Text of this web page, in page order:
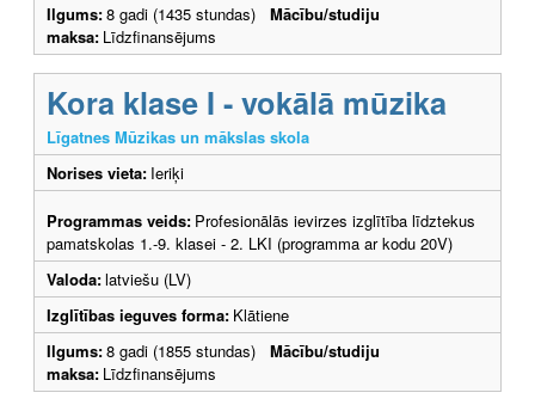
Ilgums:8 gadi (1435 stundas) Mācību/studiju
maksa: Līdzfinansējums
Kora klase I - vokālā mūzika
Līgatnes Mūzikas un mākslas skola
Norises vieta: Ieriķi
Programmas veids: Profesionālās ievirzes izglītība līdztekus
pamatskolas 1.-9. klasei - 2. LKI (programma ar kodu 20V)
Valoda:latviešu (LV)
Izglītības ieguves forma: Klātiene
Ilgums:8 gadi (1855 stundas) Mācību/studiju
maksa: Līdzfinansējums